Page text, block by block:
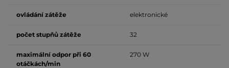
ovládání zátěže elektronické
počet stupňů zátěže 32
maximální odpor při 60
otáčkách/min
270 W